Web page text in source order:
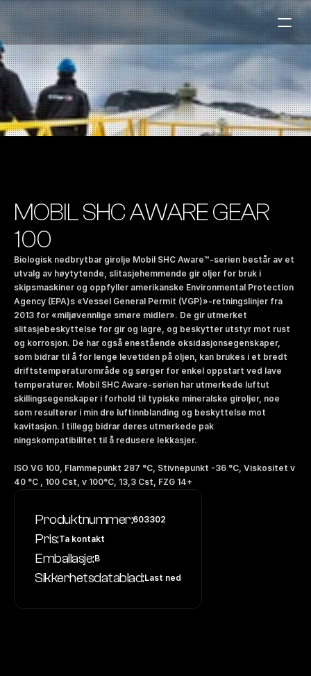
Marine
Auto & Industri
Bensinstasjoner
Våre Produkter
Om Selskapet
NO|EN
Kontakt oss
MOBIL SHC AWARE GEAR
100
Biologisk nedbrytbar girolje Mobil SHC Aware™-serien består av et
utvalg av høytytende, slitasjehemmende gir oljer for bruk i
skipsmaskiner og oppfyller amerikanske Environmental Protection
Agency (EPA)s «Vessel General Permit (VGP)»-retningslinjer fra
2013 for «miljøvennlige smøre midler». De gir utmerket
slitasjebeskyttelse for gir og lagre, og beskytter utstyr mot rust
og korrosjon. De har også enestående oksidasjonsegenskaper,
som bidrar til å for lenge levetiden på oljen, kan brukes i et bredt
driftstemperaturområde og sørger for enkel oppstart ved lave
temperaturer. Mobil SHC Aware-serien har utmerkede luftut
skillingsegenskaper i forhold til typiske mineralske giroljer, noe
som resulterer i min dre luftinnblanding og beskyttelse mot
kavitasjon. I tillegg bidrar deres utmerkede pak
ningskompatibilitet til å redusere lekkasjer.
ISO VG 100, Flammepunkt 287 °C, Stivnepunkt -36 °C, Viskositet v
40 °C , 100 Cst, v 100°C, 13,3 Cst, FZG 14+
Produktnummer:603302
Pris:Ta kontakt
Emballasje:B
Sikkerhetsdatablad:Last ned